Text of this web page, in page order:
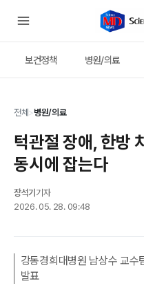
보건정책 병원/의료
전체 >병원/의료
턱관절 장애, 한방
동시에 잡는다
장석기기자
2026. 05. 28. 09:48
강동경희대병원 남상수 교수
발표